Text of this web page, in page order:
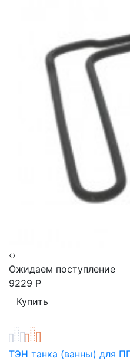
‹›
Ожидаем поступление
9229 Р
ТЭН танка (ванны) для